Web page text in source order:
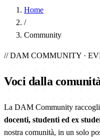
Home
/
Community
// DAM COMMUNITY ·
Voci dalla
La DAM Community
docenti, studenti ed ex
nostra comunità, in un solo